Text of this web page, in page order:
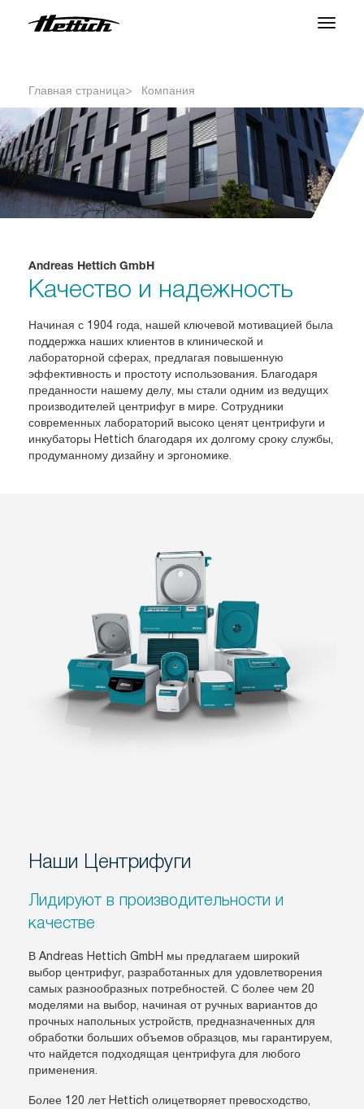
Приложения
Центр поддержки
О нас
Контакты
Новости и События
Загрузки
Главная страница Компания
Andreas Hettich GmbH
Качество и надежность
Начиная с 1904 года, нашей ключевой мотивацией была
поддержка наших клиентов в клинической и
лабораторной сферах, предлагая повышенную
эффективность и простоту использования. Благодаря
преданности нашему делу, мы стали одним из ведущих
производителей центрифуг в мире. Сотрудники
современных лабораторий высоко ценят центрифуги и
инкубаторы Hettich благодаря их долгому сроку службы,
продуманному дизайну и эргономике.
Наши Центрифуги
Лидируют в производительности и
качестве
В Andreas Hettich GmbH мы предлагаем широкий
выбор центрифуг, разработанных для удовлетворения
самых разнообразных потребностей. С более чем 20
моделями на выбор, начиная от ручных вариантов до
прочных напольных устройств, предназначенных для
обработки больших объемов образцов, мы гарантируем,
что найдется подходящая центрифуга для любого
применения.
Более 120 лет Hettich олицетворяет превосходство,